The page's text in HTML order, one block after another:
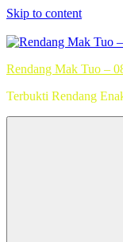
Skip to content
Rendang Mak Tuo –
Terbukti Rendang